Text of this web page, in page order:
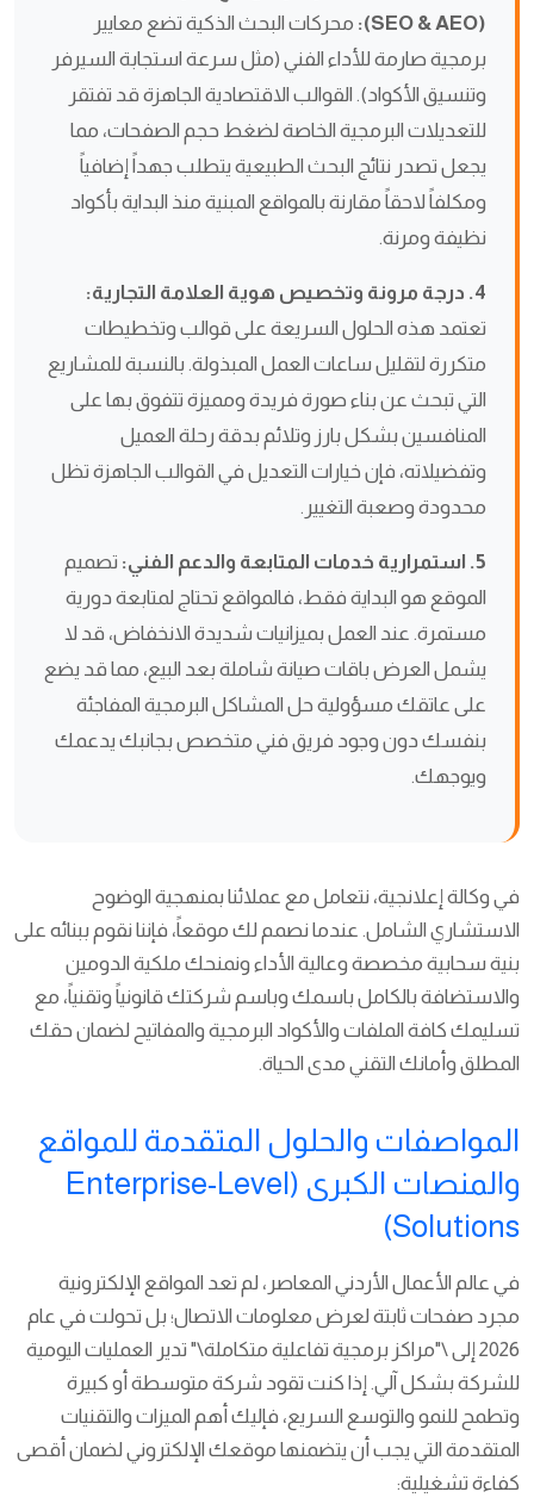
(SEO & AEO):
محركات البحث الذكية تضع معايير
برمجية صارمة للأداء الفني (مثل سرعة استجابة السيرفر
وتنسيق الأكواد). القوالب الاقتصادية الجاهزة قد تفتقر
للتعديلات البرمجية الخاصة لضغط حجم الصفحات، مما
يجعل تصدر نتائج البحث الطبيعية يتطلب جهداً إضافياً
ومكلفاً لاحقاً مقارنة بالمواقع المبنية منذ البداية بأكواد
نظيفة ومرنة.
4. درجة مرونة وتخصيص هوية العلامة التجارية:
تعتمد هذه الحلول السريعة على قوالب وتخطيطات
متكررة لتقليل ساعات العمل المبذولة. بالنسبة للمشاريع
التي تبحث عن بناء صورة فريدة ومميزة تتفوق بها على
المنافسين بشكل بارز وتلائم بدقة رحلة العميل
وتفضيلاته، فإن خيارات التعديل في القوالب الجاهزة تظل
محدودة وصعبة التغيير.
5. استمرارية خدمات المتابعة والدعم الفني:
تصميم
الموقع هو البداية فقط، فالمواقع تحتاج لمتابعة دورية
مستمرة. عند العمل بميزانيات شديدة الانخفاض، قد لا
يشمل العرض باقات صيانة شاملة بعد البيع، مما قد يضع
على عاتقك مسؤولية حل المشاكل البرمجية المفاجئة
بنفسك دون وجود فريق فني متخصص بجانبك يدعمك
ويوجهك.
في وكالة إعلانجية، نتعامل مع عملائنا بمنهجية الوضوح
الاستشاري الشامل. عندما نصمم لك موقعاً، فإننا نقوم ببنائه على
بنية سحابية مخصصة وعالية الأداء ونمنحك ملكية الدومين
والاستضافة بالكامل باسمك وباسم شركتك قانونياً وتقنياً، مع
تسليمك كافة الملفات والأكواد البرمجية والمفاتيح لضمان حقك
المطلق وأمانك التقني مدى الحياة.
المواصفات والحلول المتقدمة للمواقع
والمنصات الكبرى (Enterprise-Level
Solutions)
في عالم الأعمال الأردني المعاصر، لم تعد المواقع الإلكترونية
مجرد صفحات ثابتة لعرض معلومات الاتصال؛ بل تحولت في عام
2026 إلى \"مراكز برمجية تفاعلية متكاملة\" تدير العمليات اليومية
للشركة بشكل آلي. إذا كنت تقود شركة متوسطة أو كبيرة
وتطمح للنمو والتوسع السريع، فإليك أهم الميزات والتقنيات
المتقدمة التي يجب أن يتضمنها موقعك الإلكتروني لضمان أقصى
كفاءة تشغيلية: